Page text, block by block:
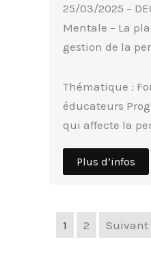
25/03/2025 –
Mentale – La
gestion de la
Thématique :
éducateurs
qui affecte la
Plus d’infos
1 2 Suivant